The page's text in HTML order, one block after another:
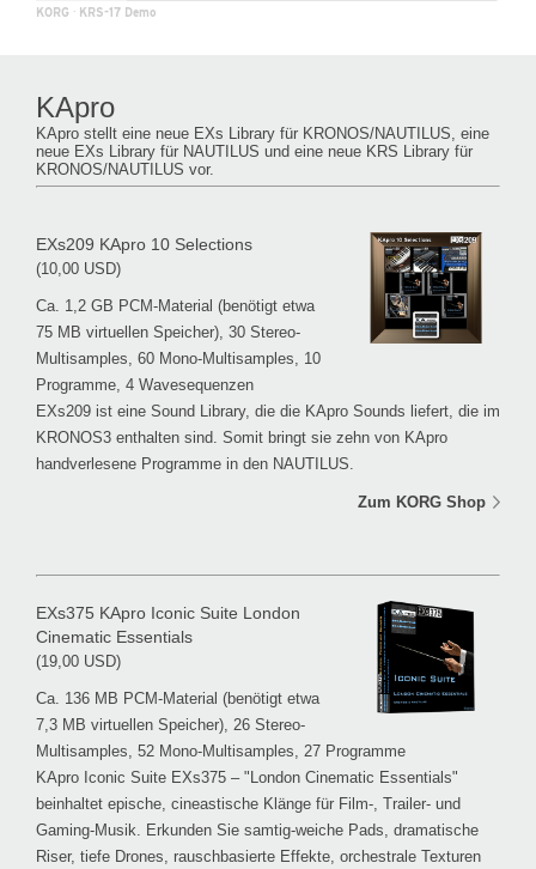
KORG · KRS-17 Demo
KApro
KApro stellt eine neue EXs Library für KRONOS/NAUTILUS, eine
neue EXs Library für NAUTILUS und eine neue KRS Library für
KRONOS/NAUTILUS vor.
EXs209 KApro 10 Selections
(10,00 USD)
Ca. 1,2 GB PCM-Material (benötigt etwa
75 MB virtuellen Speicher), 30 Stereo-
Multisamples, 60 Mono-Multisamples, 10
Programme, 4 Wavesequenzen
EXs209 ist eine Sound Library, die die KApro Sounds liefert, die im
KRONOS3 enthalten sind. Somit bringt sie zehn von KApro
handverlesene Programme in den NAUTILUS.
Zum KORG Shop
EXs375 KApro Iconic Suite London
Cinematic Essentials
(19,00 USD)
Ca. 136 MB PCM-Material (benötigt etwa
7,3 MB virtuellen Speicher), 26 Stereo-
Multisamples, 52 Mono-Multisamples, 27 Programme
KApro Iconic Suite EXs375 – "London Cinematic Essentials"
beinhaltet epische, cineastische Klänge für Film-, Trailer- und
Gaming-Musik. Erkunden Sie samtig-weiche Pads, dramatische
Riser, tiefe Drones, rauschbasierte Effekte, orchestrale Texturen